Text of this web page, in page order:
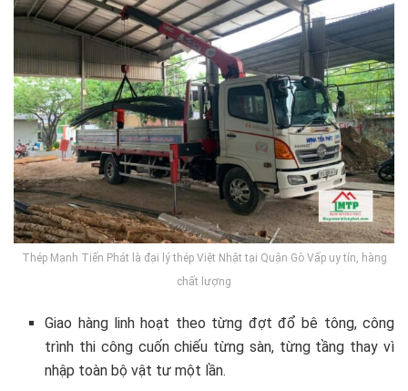
Thép Mạnh Tiến Phát là đại lý thép Việt Nhật tại Quận Gò Vấp uy tín, hàng
chất lượng
Giao hàng linh hoạt theo từng đợt đổ bê tông, công
trình thi công cuốn chiếu từng sàn, từng tầng thay vì
nhập toàn bộ vật tư một lần.